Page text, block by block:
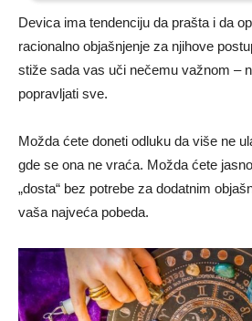
Devica ima tendenciju da prašta i da
racionalno objašnjenje za njihove
stiže sada vas uči nečemu važnom –
popravljati sve.
Možda ćete doneti odluku da više ne
gde se ona ne vraća. Možda ćete
„dosta“ bez potrebe za dodatnim
vaša najveća pobeda.